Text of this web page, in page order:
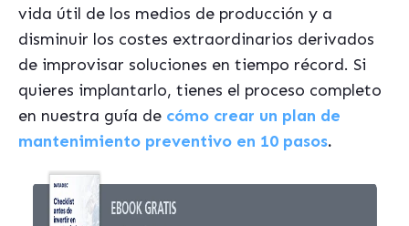
vida útil de los medios de producción y a
disminuir los costes extraordinarios derivados
de improvisar soluciones en tiempo récord. Si
quieres implantarlo, tienes el proceso completo
en nuestra guía de cómo crear un plan de
mantenimiento preventivo en 10 pasos.